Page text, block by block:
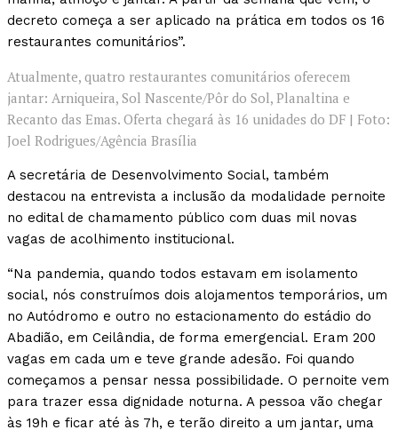
decreto começa a ser aplicado na prática em todos os 16
restaurantes comunitários”.
Atualmente, quatro restaurantes comunitários oferecem
jantar: Arniqueira, Sol Nascente/Pôr do Sol, Planaltina e
Recanto das Emas. Oferta chegará às 16 unidades do DF | Foto:
Joel Rodrigues/Agência Brasília
A secretária de Desenvolvimento Social, também
destacou na entrevista a inclusão da modalidade pernoite
no edital de chamamento público com duas mil novas
vagas de acolhimento institucional.
“Na pandemia, quando todos estavam em isolamento
social, nós construímos dois alojamentos temporários, um
no Autódromo e outro no estacionamento do estádio do
Abadião, em Ceilândia, de forma emergencial. Eram 200
vagas em cada um e teve grande adesão. Foi quando
começamos a pensar nessa possibilidade. O pernoite vem
para trazer essa dignidade noturna. A pessoa vão chegar
às 19h e ficar até às 7h, e terão direito a um jantar, uma